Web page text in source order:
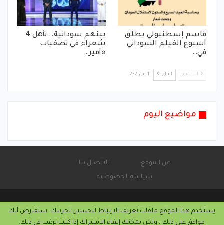
قاسم إسطنبولي يطلق
أسبوع الفيلم السوداني
في…
بينهم سودانية.. تأهل 4
شعراء في تصفيات
«أمير…
السابق التالي 1 من 272
مواضيع اليوم
عن الموقع
الاتصال بنا
سياسة الخصوصية
يستخدم هذا الموقع ملفات تعريف الارتباط لتحسين تجربتك. سنفترض أنك
موافق على ذلك ، ولكن يمكنك إلغاء الاشتراك إذا كنت ترغب في ذلك.